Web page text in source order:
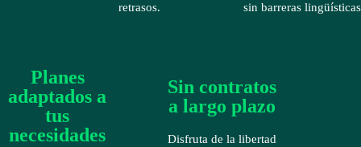
Planes
adaptados a
tus
necesidades
retrasos.
Sin contratos
a largo plazo
Disfruta de la libertad
sin barreras